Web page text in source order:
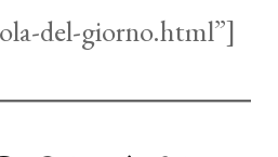
del-giorno.html”]